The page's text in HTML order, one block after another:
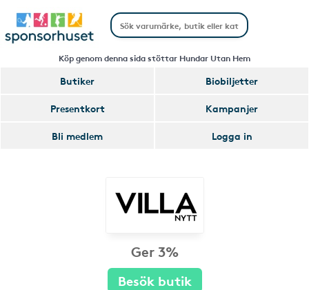
Köp genom denna sida stöttar Hundar Utan Hem
Butiker
Biobiljetter
Presentkort
Kampanjer
Bli medlem
Logga in
Ger 3%
Besök butik